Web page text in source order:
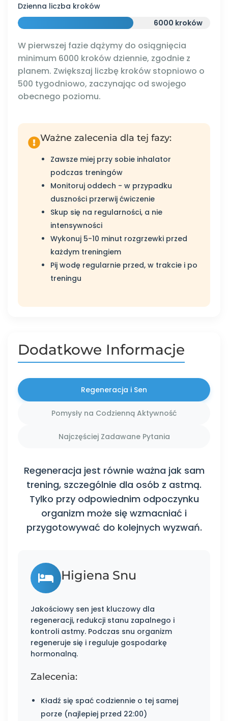
Dzienna liczba kroków
6000 kroków
W pierwszej fazie dążymy do osiągnięcia
minimum 6000 kroków dziennie, zgodnie z
planem. Zwiększaj liczbę kroków stopniowo o
500 tygodniowo, zaczynając od swojego
obecnego poziomu.
Ważne zalecenia dla tej fazy:
Zawsze miej przy sobie inhalator
podczas treningów
Monitoruj oddech - w przypadku
duszności przerwij ćwiczenie
Skup się na regularności, a nie
intensywności
Wykonuj 5-10 minut rozgrzewki przed
każdym treningiem
Pij wodę regularnie przed, w trakcie i po
treningu
Dodatkowe Informacje
Regeneracja i Sen
Pomysły na Codzienną Aktywność
Najczęściej Zadawane Pytania
Regeneracja jest równie ważna jak sam
trening, szczególnie dla osób z astmą.
Tylko przy odpowiednim odpoczynku
organizm może się wzmacniać i
przygotowywać do kolejnych wyzwań.
Higiena Snu
Jakościowy sen jest kluczowy dla
regeneracji, redukcji stanu zapalnego i
kontroli astmy. Podczas snu organizm
regeneruje się i reguluje gospodarkę
hormonalną.
Zalecenia:
Kładź się spać codziennie o tej samej
porze (najlepiej przed 22:00)